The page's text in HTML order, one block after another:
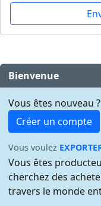
Bienvenue
Vous êtes nouveau ?
Créer un compte
Vous voulez
Vous êtes
cherchez des
travers le monde